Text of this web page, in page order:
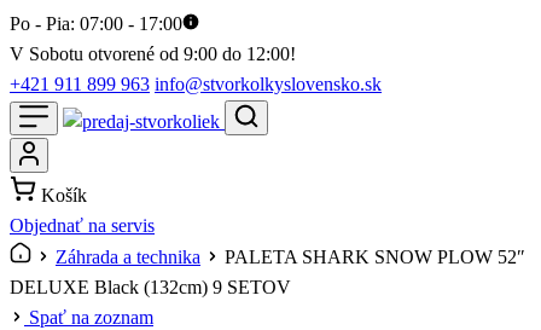
Po - Pia: 07:00 - 17:00
V Sobotu otvorené od 9:00 do 12:00!
+421 911 899 963 info@stvorkolkyslovensko.sk
Košík
Objednať na servis
Záhrada a technika
PALETA SHARK SNOW PLOW 52″
DELUXE Black (132cm) 9 SETOV
Spať na zoznam